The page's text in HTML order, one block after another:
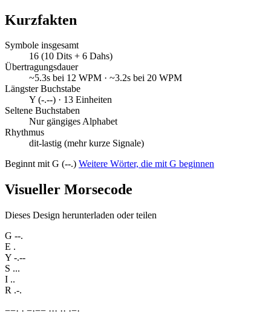
Kurzfakten
Symbole insgesamt
16 (10 Dits + 6 Dahs)
Übertragungsdauer
~5.3s bei 12 WPM · ~3.2s bei 20 WPM
Längster Buchstabe
Y (-.--) · 13 Einheiten
Seltene Buchstaben
Nur gängiges Alphabet
Rhythmus
dit-lastig (mehr kurze Signale)
Beginnt mit G (--.) Weitere Wörter, die mit G beginnen
Visueller Morsecode
Dieses Design herunterladen oder teilen
G --.
E .
Y -.--
S ...
I ..
R .-.
−−· · −·−− ··· ·· ·−·